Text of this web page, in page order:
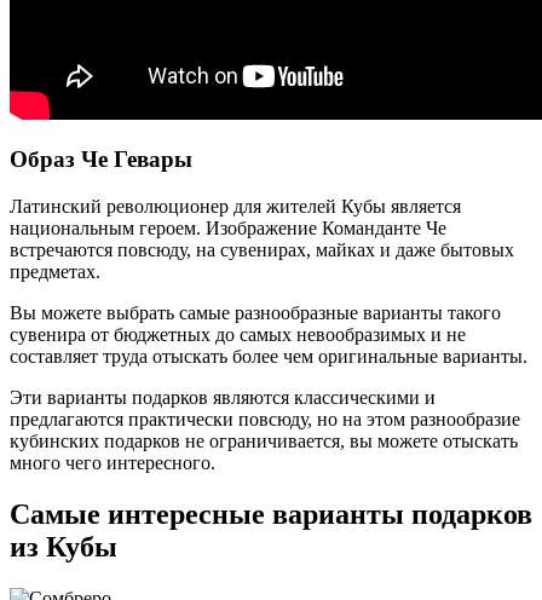
Образ Че Гевары
Латинский революционер для жителей Кубы является
национальным героем. Изображение Команданте Че
встречаются повсюду, на сувенирах, майках и даже бытовых
предметах.
Вы можете выбрать самые разнообразные варианты такого
сувенира от бюджетных до самых невообразимых и не
составляет труда отыскать более чем оригинальные варианты.
Эти варианты подарков являются классическими и
предлагаются практически повсюду, но на этом разнообразие
кубинских подарков не ограничивается, вы можете отыскать
много чего интересного.
Самые интересные варианты подарков
из Кубы